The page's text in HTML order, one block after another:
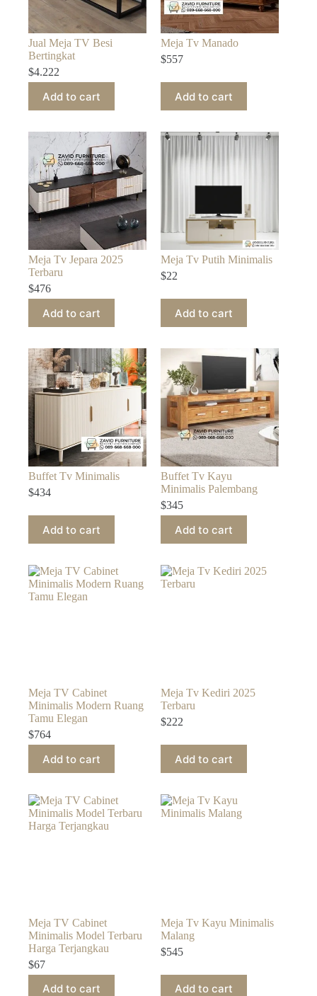
Jual Meja TV Besi
Bertingkat
$4.222
Add to cart
Meja Tv Manado
$557
Add to cart
Meja Tv Jepara 2025
Terbaru
$476
Add to cart
Meja Tv Putih Minimalis
$22
Add to cart
Buffet Tv Minimalis
$434
Add to cart
Buffet Tv Kayu
Minimalis Palembang
$345
Add to cart
Meja TV Cabinet
Minimalis Modern Ruang
Tamu Elegan
$764
Add to cart
Meja Tv Kediri 2025
Terbaru
$222
Add to cart
Meja TV Cabinet
Minimalis Model Terbaru
Harga Terjangkau
$67
Add to cart
Meja Tv Kayu Minimalis
Malang
$545
Add to cart